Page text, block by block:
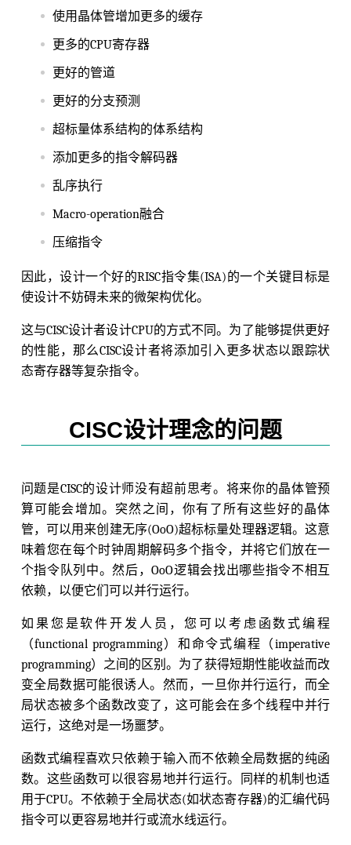
使用晶体管增加更多的缓存
更多的CPU寄存器
更好的管道
更好的分支预测
超标量体系结构的体系结构
添加更多的指令解码器
乱序执行
Macro-operation融合
压缩指令
因此，设计一个好的RISC指令集(ISA)的一个关键目标是
使设计不妨碍未来的微架构优化。
这与CISC设计者设计CPU的方式不同。为了能够提供更好
的性能，那么CISC设计者将添加引入更多状态以跟踪状
态寄存器等复杂指令。
CISC设计理念的问题
问题是CISC的设计师没有超前思考。将来你的晶体管预
算可能会增加。突然之间，你有了所有这些好的晶体
管，可以用来创建无序(OoO)超标标量处理器逻辑。这意
味着您在每个时钟周期解码多个指令，并将它们放在一
个指令队列中。然后，OoO逻辑会找出哪些指令不相互
依赖，以便它们可以并行运行。
如果您是软件开发人员，您可以考虑函数式编程
（functional programming）和命令式编程（imperative
programming）之间的区别。为了获得短期性能收益而改
变全局数据可能很诱人。然而，一旦你并行运行，而全
局状态被多个函数改变了，这可能会在多个线程中并行
运行，这绝对是一场噩梦。
函数式编程喜欢只依赖于输入而不依赖全局数据的纯函
数。这些函数可以很容易地并行运行。同样的机制也适
用于CPU。不依赖于全局状态(如状态寄存器)的汇编代码
指令可以更容易地并行或流水线运行。